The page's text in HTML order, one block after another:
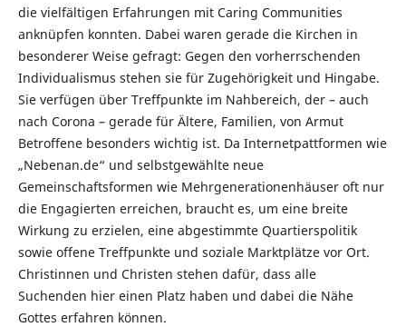
die vielfältigen Erfahrungen mit Caring Communities
anknüpfen konnten. Dabei waren gerade die Kirchen in
besonderer Weise gefragt: Gegen den vorherrschenden
Individualismus stehen sie für Zugehörigkeit und Hingabe.
Sie verfügen über Treffpunkte im Nahbereich, der – auch
nach Corona – gerade für Ältere, Familien, von Armut
Betroffene besonders wichtig ist. Da Internetpattformen wie
„Nebenan.de“ und selbstgewählte neue
Gemeinschaftsformen wie Mehrgenerationenhäuser oft nur
die Engagierten erreichen, braucht es, um eine breite
Wirkung zu erzielen, eine abgestimmte Quartierspolitik
sowie offene Treffpunkte und soziale Marktplätze vor Ort.
Christinnen und Christen stehen dafür, dass alle
Suchenden hier einen Platz haben und dabei die Nähe
Gottes erfahren können.